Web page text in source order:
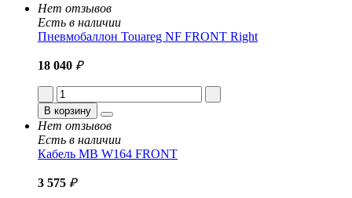
Нет отзывов
Есть в наличии
Пневмобаллон Touareg NF FRONT Right
18 040 ₽
В корзину
Нет отзывов
Есть в наличии
Кабель MB W164 FRONT
3 575 ₽